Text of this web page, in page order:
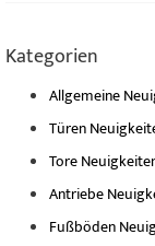
Kategorien
Allgemeine
Türen
Tore
Antriebe
Fußböden